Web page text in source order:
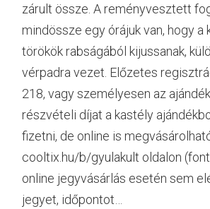
zárult össze. A reményvesztett
mindössze egy órájuk van, hogy a
törökök rabságából kijussanak,
vérpadra vezet. Előzetes
218, vagy személyesen az
részvételi díjat a kastély
fizetni, de online is
cooltix.hu/b/gyulakult oldalon
online jegyvásárlás esetén sem
jegyet, időpontot…